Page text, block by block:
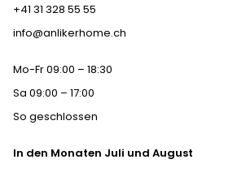
+41 31 328 55 55
info@anlikerhome.ch
Mo-Fr 09:00 – 18:30
Sa 09:00 – 17:00
So geschlossen
In den Monaten Juli und August